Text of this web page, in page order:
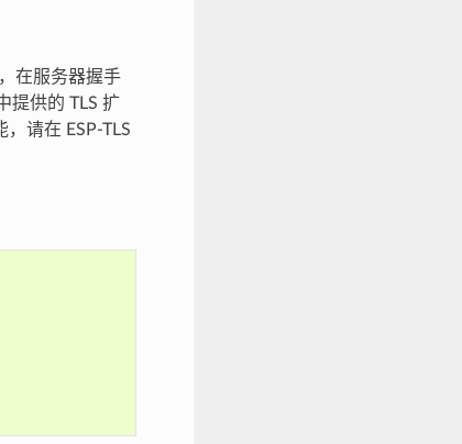
在服务器握手
提供的 TLS 扩
请在 ESP-TLS